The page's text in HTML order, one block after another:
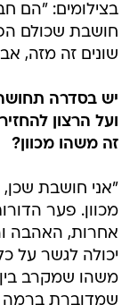
בצילומים: "הם
חושבת שכולם
שונים זה מזה,
יש בסדרה
ועל הרצון
זה משהו מכוון?
"אני חושבת
מכוון. פער
אחרות, האהבה
יכולה לגשר על
משהו שמקרב
שמדוברת ברמה